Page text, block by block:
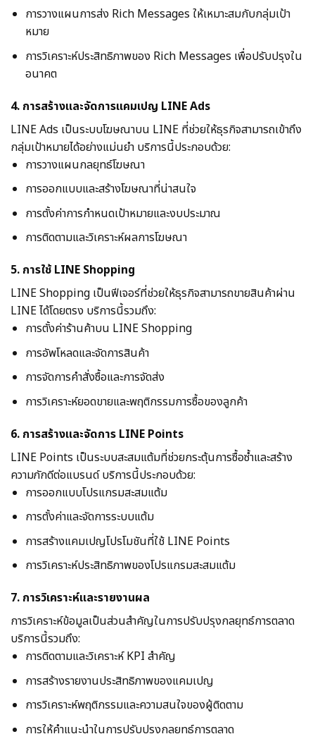
การวางแผนการส่ง Rich Messages ให้เหมาะสมกับกลุ่มเป้า
หมาย
การวิเคราะห์ประสิทธิภาพของ Rich Messages เพื่อปรับปรุงใน
อนาคต
4. การสร้างและจัดการแคมเปญ LINE Ads
LINE Ads เป็นระบบโฆษณาบน LINE ที่ช่วยให้ธุรกิจสามารถเข้าถึง
กลุ่มเป้าหมายได้อย่างแม่นยำ บริการนี้ประกอบด้วย:
การวางแผนกลยุทธ์โฆษณา
การออกแบบและสร้างโฆษณาที่น่าสนใจ
การตั้งค่าการกำหนดเป้าหมายและงบประมาณ
การติดตามและวิเคราะห์ผลการโฆษณา
5. การใช้ LINE Shopping
LINE Shopping เป็นฟีเจอร์ที่ช่วยให้ธุรกิจสามารถขายสินค้าผ่าน
LINE ได้โดยตรง บริการนี้รวมถึง:
การตั้งค่าร้านค้าบน LINE Shopping
การอัพโหลดและจัดการสินค้า
การจัดการคำสั่งซื้อและการจัดส่ง
การวิเคราะห์ยอดขายและพฤติกรรมการซื้อของลูกค้า
6. การสร้างและจัดการ LINE Points
LINE Points เป็นระบบสะสมแต้มที่ช่วยกระตุ้นการซื้อซ้ำและสร้าง
ความภักดีต่อแบรนด์ บริการนี้ประกอบด้วย:
การออกแบบโปรแกรมสะสมแต้ม
การตั้งค่าและจัดการระบบแต้ม
การสร้างแคมเปญโปรโมชันที่ใช้ LINE Points
การวิเคราะห์ประสิทธิภาพของโปรแกรมสะสมแต้ม
7. การวิเคราะห์และรายงานผล
การวิเคราะห์ข้อมูลเป็นส่วนสำคัญในการปรับปรุงกลยุทธ์การตลาด
บริการนี้รวมถึง:
การติดตามและวิเคราะห์ KPI สำคัญ
การสร้างรายงานประสิทธิภาพของแคมเปญ
การวิเคราะห์พฤติกรรมและความสนใจของผู้ติดตาม
การให้คำแนะนำในการปรับปรุงกลยุทธ์การตลาด